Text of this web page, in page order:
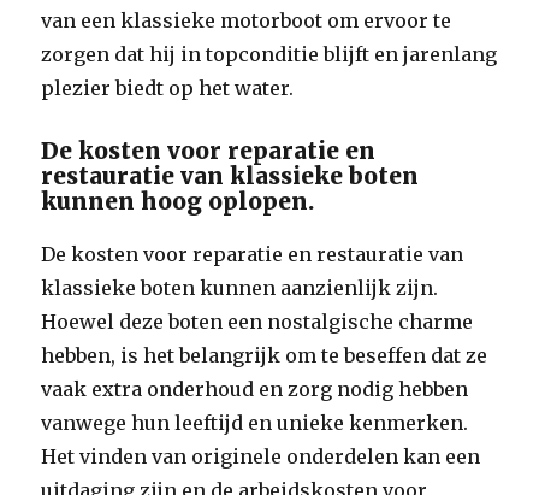
van een klassieke motorboot om ervoor te
zorgen dat hij in topconditie blijft en jarenlang
plezier biedt op het water.
De kosten voor reparatie en
restauratie van klassieke boten
kunnen hoog oplopen.
De kosten voor reparatie en restauratie van
klassieke boten kunnen aanzienlijk zijn.
Hoewel deze boten een nostalgische charme
hebben, is het belangrijk om te beseffen dat ze
vaak extra onderhoud en zorg nodig hebben
vanwege hun leeftijd en unieke kenmerken.
Het vinden van originele onderdelen kan een
uitdaging zijn en de arbeidskosten voor